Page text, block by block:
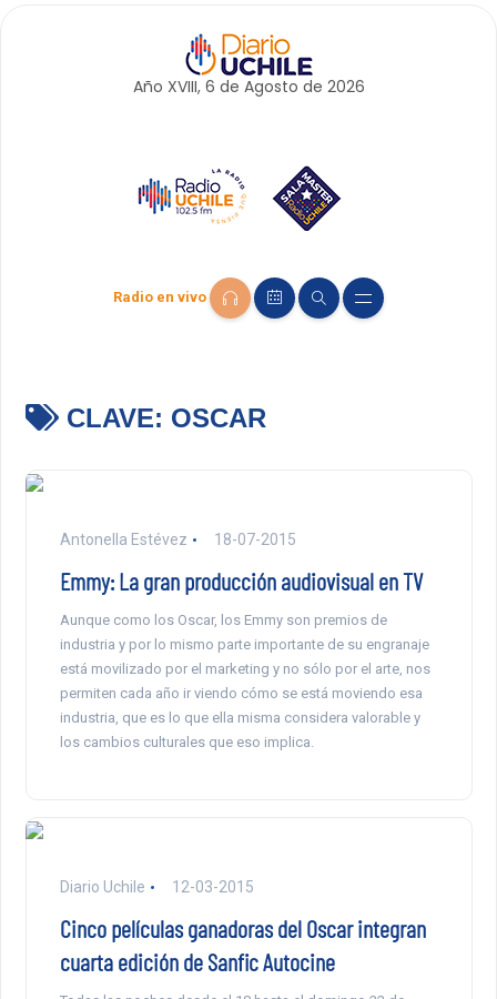
Año XVIII, 6 de Agosto de 2026
Radio en vivo
CLAVE: OSCAR
Antonella Estévez 18-07-2015
Emmy: La gran producción audiovisual en TV
Aunque como los Oscar, los Emmy son premios de
industria y por lo mismo parte importante de su engranaje
está movilizado por el marketing y no sólo por el arte, nos
permiten cada año ir viendo cómo se está moviendo esa
industria, que es lo que ella misma considera valorable y
los cambios culturales que eso implica.
Diario Uchile 12-03-2015
Cinco películas ganadoras del Oscar integran
cuarta edición de Sanfic Autocine